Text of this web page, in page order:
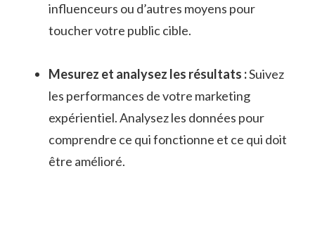
influenceurs ​ou d’autres moyens pour
toucher votre⁣ public cible.
Mesurez et analysez les ⁣résultats‍ :Suivez
les performances de votre marketing
expérientiel. Analysez les données pour
comprendre‍ ce qui fonctionne et ce qui doit
être amélioré.